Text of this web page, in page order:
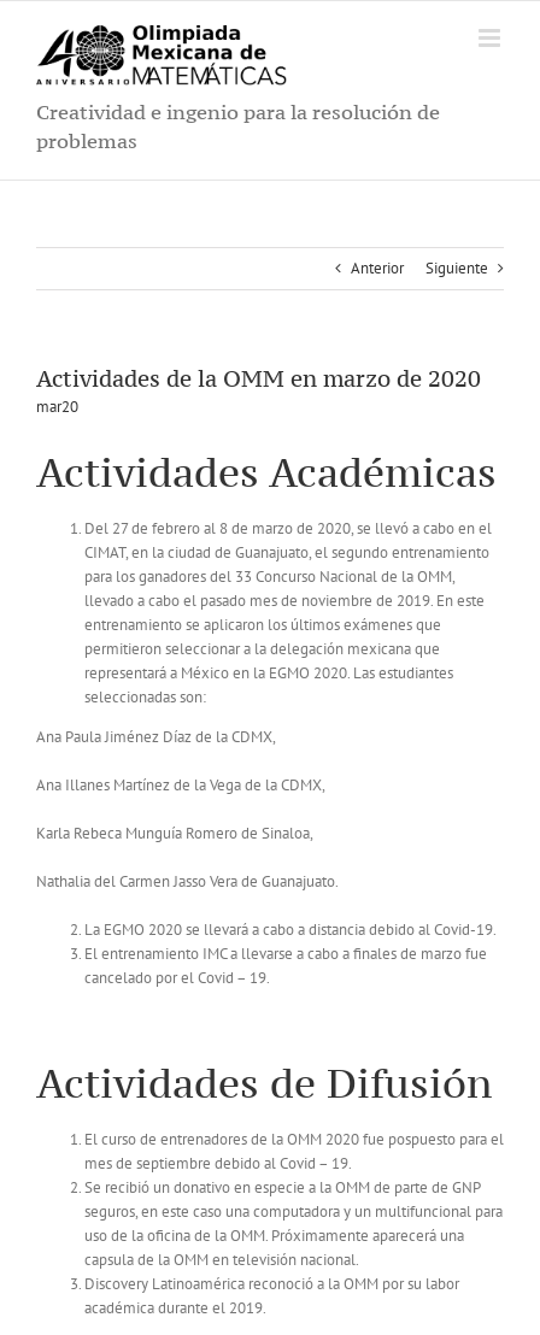
contenido
Creatividad e ingenio para la resolución de
problemas
Anterior Siguiente
Actividades de la OMM en marzo de 2020
mar20
Actividades Académicas
Del 27 de febrero al 8 de marzo de 2020, se llevó a cabo en el
CIMAT, en la ciudad de Guanajuato, el segundo entrenamiento
para los ganadores del 33 Concurso Nacional de la OMM,
llevado a cabo el pasado mes de noviembre de 2019. En este
entrenamiento se aplicaron los últimos exámenes que
permitieron seleccionar a la delegación mexicana que
representará a México en la EGMO 2020. Las estudiantes
seleccionadas son:
Ana Paula Jiménez Díaz de la CDMX,
Ana Illanes Martínez de la Vega de la CDMX,
Karla Rebeca Munguía Romero de Sinaloa,
Nathalia del Carmen Jasso Vera de Guanajuato.
La EGMO 2020 se llevará a cabo a distancia debido al Covid-19.
El entrenamiento IMC a llevarse a cabo a finales de marzo fue
cancelado por el Covid – 19.
Actividades de Difusión
El curso de entrenadores de la OMM 2020 fue pospuesto para el
mes de septiembre debido al Covid – 19.
Se recibió un donativo en especie a la OMM de parte de GNP
seguros, en este caso una computadora y un multifuncional para
uso de la oficina de la OMM. Próximamente aparecerá una
capsula de la OMM en televisión nacional.
Discovery Latinoamérica reconoció a la OMM por su labor
académica durante el 2019.